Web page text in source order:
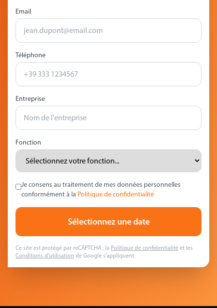
Email
Téléphone
Entreprise
Fonction
Je consens au traitement de mes données personnelles
conformément à la Politique de confidentialité
Sélectionnez une date
Ce site est protégé par reCAPTCHA ; la Politique de confidentialité et les
Conditions d'utilisation de Google s'appliquent.